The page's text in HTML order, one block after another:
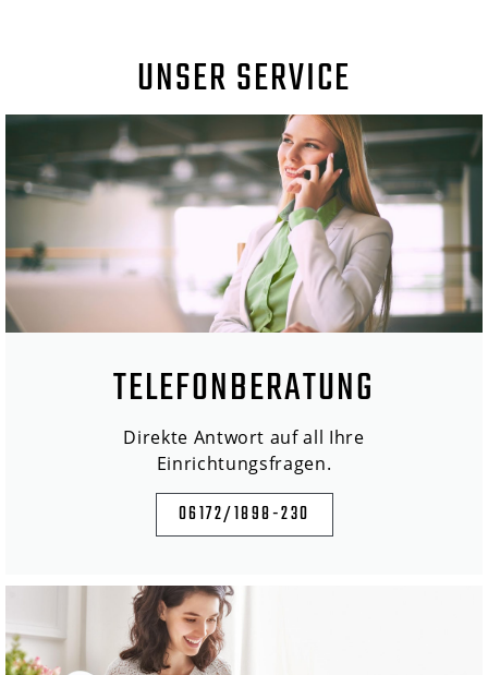
UNSER SERVICE
TELEFONBERATUNG
Direkte Antwort auf all Ihre
Einrichtungsfragen.
06172/1898-230